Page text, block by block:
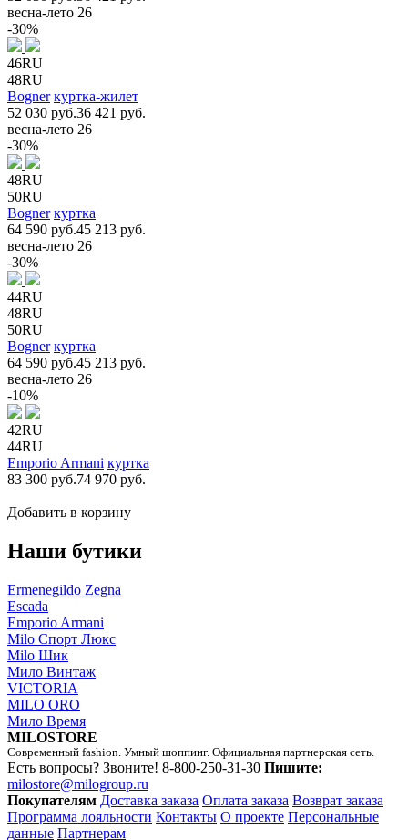
весна-лето 26
-30%
46RU
48RU
Bogner куртка-жилет
52 030 руб.36 421 руб.
весна-лето 26
-30%
48RU
50RU
Bogner куртка
64 590 руб.45 213 руб.
весна-лето 26
-30%
44RU
48RU
50RU
Bogner куртка
64 590 руб.45 213 руб.
весна-лето 26
-10%
42RU
44RU
Emporio Armani куртка
83 300 руб.74 970 руб.
Добавить в корзину
Наши бутики
Ermenegildo Zegna
Escada
Emporio Armani
Milo Спорт Люкс
Milo Шик
Мило Винтаж
VICTORIA
MILO ORO
Мило Время
MILOSTORE
Современный fashion. Умный шоппинг. Официальная партнерская сеть.
Есть вопросы? Звоните! 8-800-250-31-30 Пишите:
milostore@milogroup.ru
Покупателям Доставка заказа Оплата заказа Возврат заказа
Программа лояльности Контакты О проекте Персональные
данные Партнерам